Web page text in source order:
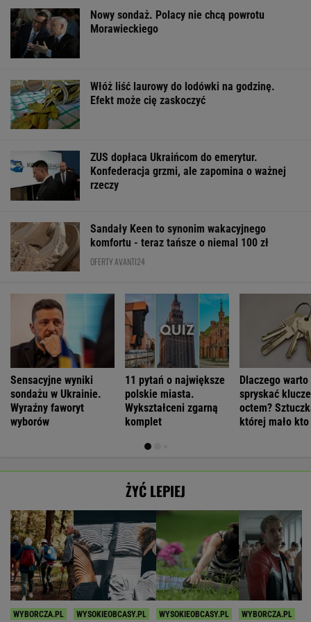
Nowy sondaż. Polacy nie chcą powrotu
Morawieckiego
Włóż liść laurowy do lodówki na godzinę.
Efekt może cię zaskoczyć
ZUS dopłaca Ukraińcom do emerytur.
Konfederacja grzmi, ale zapomina o ważnej
rzeczy
Sandały Keen to synonim wakacyjnego
komfortu - teraz tańsze o niemal 100 zł
OFERTY AVANTI24
Sensacyjne wyniki
sondażu w Ukrainie.
Wyraźny faworyt
wyborów
11 pytań o największe
polskie miasta.
Wykształceni zgarną
komplet
Dlaczego warto
spryskać klucze
octem?
której mało
ŻYĆ LEPIEJ